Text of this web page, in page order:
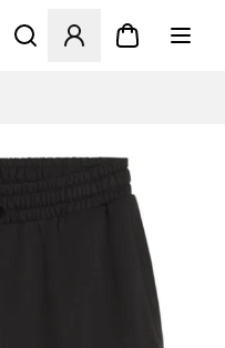
Megnyit egy modált a